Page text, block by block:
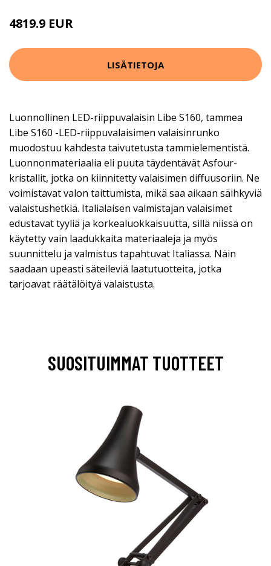
4819.9 EUR
LISÄTIETOJA
Luonnollinen LED-riippuvalaisin Libe S160, tammea
Libe S160 -LED-riippuvalaisimen valaisinrunko
muodostuu kahdesta taivutetusta tammielementistä.
Luonnonmateriaalia eli puuta täydentävät Asfour-
kristallit, jotka on kiinnitetty valaisimen diffuusoriin. Ne
voimistavat valon taittumista, mikä saa aikaan säihkyviä
valaistushetkiä. Italialaisen valmistajan valaisimet
edustavat tyyliä ja korkealuokkaisuutta, sillä niissä on
käytetty vain laadukkaita materiaaleja ja myös
suunnittelu ja valmistus tapahtuvat Italiassa. Näin
saadaan upeasti säteileviä laatutuotteita, jotka
tarjoavat räätälöityä valaistusta.
SUOSITUIMMAT TUOTTEET